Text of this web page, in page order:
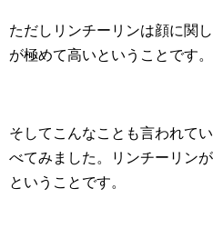
ただしリンチーリンは顔に関
が極めて高いということです。
そしてこんなことも言われて
べてみました。リンチーリン
ということです。